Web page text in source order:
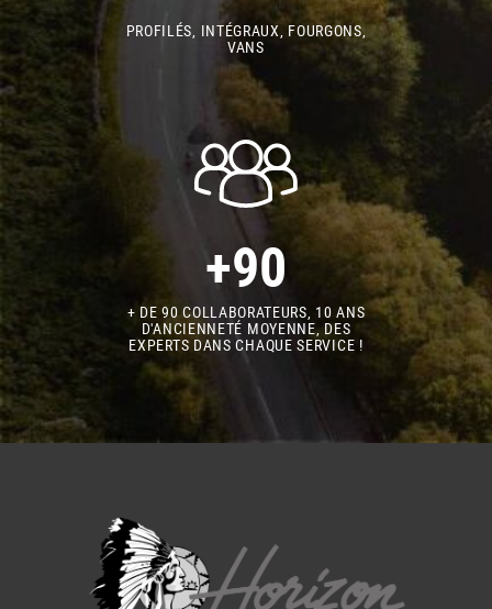
PROFILÉS, INTÉGRAUX, FOURGONS,
VANS
+90
+ DE 90 COLLABORATEURS, 10 ANS
D'ANCIENNETÉ MOYENNE, DES
EXPERTS DANS CHAQUE SERVICE !